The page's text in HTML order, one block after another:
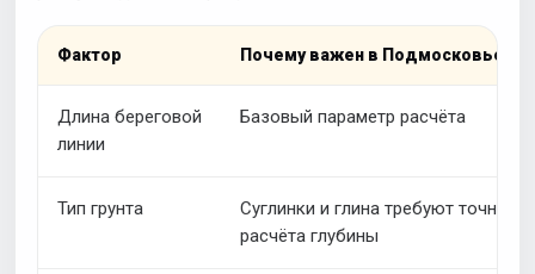
Фактор Почему важен в Подмосковье
Длина береговой
линии
Базовый параметр расчёта
Тип грунта
Суглинки и глина требуют точного
расчёта глубины